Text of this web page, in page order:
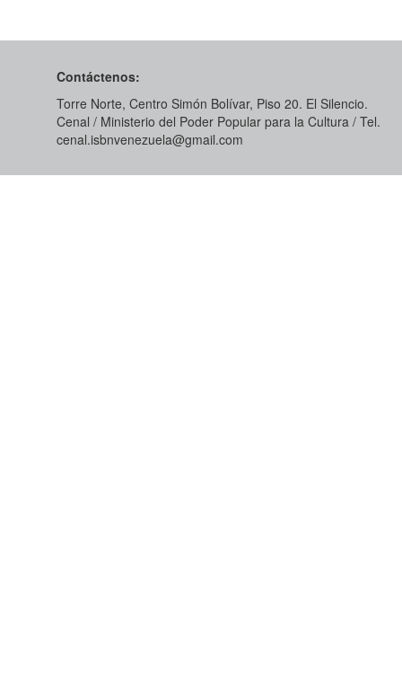
Contáctenos:
Torre Norte, Centro Simón Bolívar, Piso 20. El Silencio.
Cenal / Ministerio del Poder Popular para la Cultura / Tel.
cenal.isbnvenezuela@gmail.com